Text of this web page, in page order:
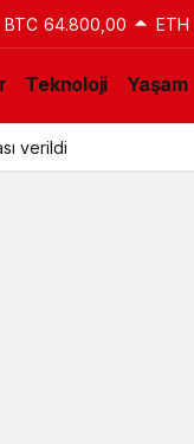
BTC 64.800,00 ETH
Teknoloji Yaşam
verildi